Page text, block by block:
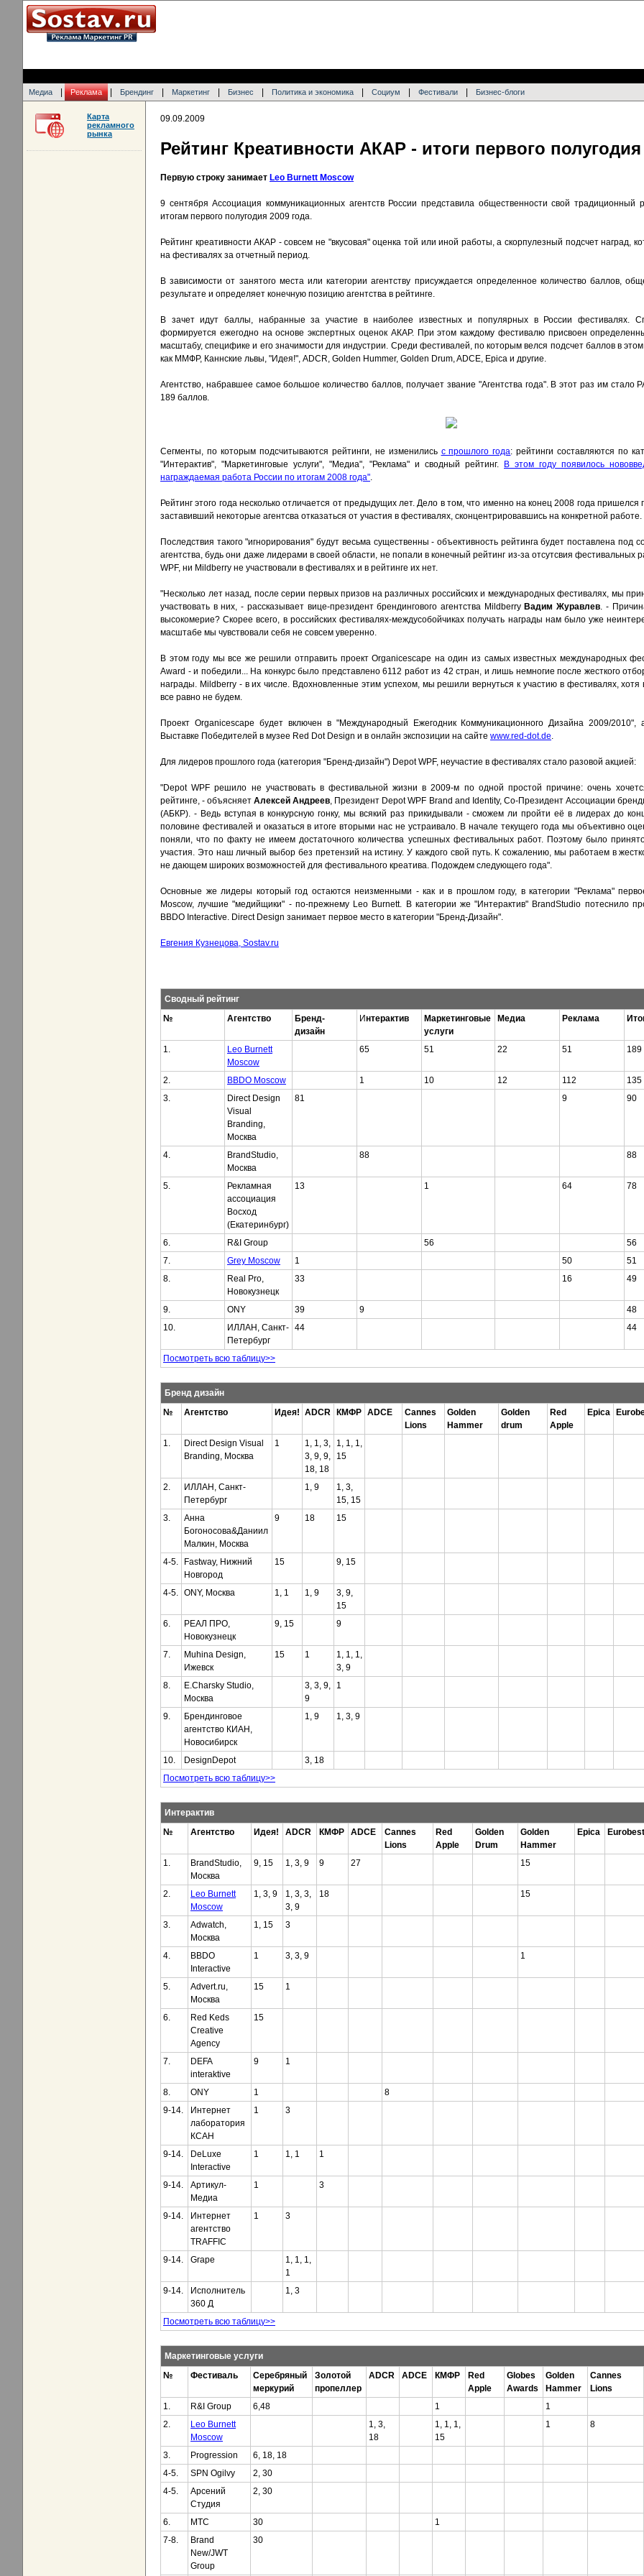
Медиа Реклама Брендинг Маркетинг Бизнес Политика и экономика Социум Фестивали Бизнес-блоги
09.09.2009
Рейтинг Креативности АКАР - итоги первого полугодия
Первую строку занимает Leo Burnett Moscow
9 сентября Ассоциация коммуникационных агентств России представила общественности свой традиционный
итогам первого полугодия 2009 года.
Рейтинг креативности АКАР - совсем не "вкусовая" оценка той или иной работы, а скорпулезный подсчет наград,
на фестивалях за отчетный период.
В зависимости от занятого места или категории агентству присуждается определенное количество баллов,
результате и определяет конечную позицию агентства в рейтинге.
В зачет идут баллы, набранные за участие в наиболее известных и популярных в России фестивалях.
формируется ежегодно на основе экспертных оценок АКАР. При этом каждому фестивалю присвоен
масштабу, специфике и его значимости для индустрии. Среди фестивалей, по которым велся подсчет баллов в
как ММФР, Каннские львы, "Идея!", ADCR, Golden Hummer, Golden Drum, ADCE, Epica и другие.
Агентство, набравшее самое большое количество баллов, получает звание "Агентства года". В этот раз им стало
189 баллов.
Сегменты, по которым подсчитываются рейтинги, не изменились с прошлого года: рейтинги составляются по
"Интерактив", "Маркетинговые услуги", "Медиа", "Реклама" и сводный рейтинг.
В этом году появилось
награждаемая работа России по итогам 2008 года".
Рейтинг этого года несколько отличается от предыдущих лет. Дело в том, что именно на конец 2008 года пришелся
заставивший некоторые агентсва отказаться от участия в фестивалях, сконцентрировавшись на конкретной работе.
Последствия такого "игнорирования" будут весьма существенны - объективность рейтинга будет поставлена под
агентства, будь они даже лидерами в своей области, не попали в конечный рейтинг из-за отсутсвия фестивальных
WPF, ни Mildberry не участвовали в фестивалях и в рейтинге их нет.
"Несколько лет назад, после серии первых призов на различных российских и международных фестивалях, мы
участвовать в них, - рассказывает вице-президент брендингового агентства Mildberry Вадим Журавлев. -
высокомерие? Скорее всего, в российских фестивалях-междусобойчиках получать награды нам было уже
масштабе мы чувствовали себя не совсем уверенно.
В этом году мы все же решили отправить проект Organicescape на один из самых известных международных
Award - и победили... На конкурс было представлено 6112 работ из 42 стран, и лишь немногие после жесткого
награды. Mildberry - в их числе. Вдохновленные этим успехом, мы решили вернуться к участию в фестивалях, хотя
все равно не будем.
Проект Organicescape будет включен в "Международный Ежегодник Коммуникационного Дизайна 2009/2010",
Выставке Победителей в музее Red Dot Design и в онлайн экспозиции на сайте www.red-dot.de.
Для лидеров прошлого года (категория "Бренд-дизайн") Depot WPF, неучастие в фестивалях стало разовой акцией:
"Depot WPF решило не участвовать в фестивальной жизни в 2009-м по одной простой причине: очень
рейтинге, - объясняетАлексей Андреев, Президент Depot WPF Brand and Identity, Со-Президент Ассоциации
(АБКР). - Ведь вступая в конкурсную гонку, мы всякий раз прикидывали - сможем ли пройти её в лидерах до
половине фестивалей и оказаться в итоге вторыми нас не устраивало. В начале текущего года мы объективно
поняли, что по факту не имеем достаточного количества успешных фестивальных работ. Поэтому было
участия. Это наш личный выбор без претензий на истину. У каждого свой путь. К сожалению, мы работаем в
не дающем широких возможностей для фестивального креатива. Подождем следующего года".
Основные же лидеры который год остаются неизменными - как и в прошлом году, в категории "Реклама"
Moscow, лучшие "медийщики" - по-прежнему Leo Burnett. В категории же "Интерактив" BrandStudio потеснило
BBDO Interactive. Direct Design занимает первое место в категории "Бренд-Дизайн".
Евгения Кузнецова, Sostav.ru
Сводный рейтинг
№
Агентство
Бренд-
дизайн
Интерактив
Маркетинговые
услуги
Медиа Реклама
1.
Leo Burnett
Moscow
65 51 22 51 189
2. BBDO Moscow 1 10 12 112
135
3.
Direct Design
Visual
Branding,
Москва
81 9 90
4.
BrandStudio,
Москва
88 88
5.
Рекламная
ассоциация
Восход
(Екатеринбург)
13 1 64 78
6. R&I Group 56
56
7.
Grey Moscow 1 50
51
8.
Real Pro,
Новокузнецк
33 16 49
9. ONY 39 9
48
10.
ИЛЛАН, Санкт-
Петербург
44 44
Посмотреть всю таблицу>>
Бренд дизайн
№
Агентство Идея! ADCR КМФР ADCE
Cannes
Lions
Golden
Hammer
Golden
drum
Red
Apple
Epica
1.
Direct Design Visual
Branding, Москва
1
1, 1, 3,
3, 9, 9,
18, 18
1, 1, 1,
15
2.
ИЛЛАН, Санкт-
Петербург
1, 9
1, 3,
15, 15
3.
Анна
Богоносова&Даниил
Малкин, Москва
9 18 15
4-5.
Fastway, Нижний
Новгород
15 9, 15
4-5. ONY, Москва 1, 1 1, 9
3, 9,
15
6.
РЕАЛ ПРО,
Новокузнецк
9, 15 9
7.
Мuhina Design,
Ижевск
15 1
1, 1, 1,
3, 9
8.
E.Charsky Studio,
Москва
3, 3, 9,
9
1
9.
Брендинговое
агентство КИАН,
Новосибирск
1, 9 1, 3, 9
10. DesignDepot
3, 18
Посмотреть всю таблицу>>
Интерактив
№
Агентство Идея! ADCR КМФР ADCE
Cannes
Lions
Red
Apple
Golden
Drum
Golden
Hammer
Epica Eurobest
1.
BrandStudio,
Москва
9, 15 1, 3, 9 9 27 15
2.
Leo Burnett
Moscow
1, 3, 9
1, 3, 3,
3, 9
18 15
3.
Adwatch,
Москва
1, 15 3
4.
BBDO
Interactive
1 3, 3, 9 1
5.
Advert.ru,
Москва
15 1
6.
Red Keds
Creative
Agency
15
7.
DEFA
interaktive
9 1
8. ONY 1
8
9-14.
Интернет
лаборатория
КСАН
1 3
9-14.
DeLuxe
Interactive
1 1, 1 1
9-14.
Артикул-
Медиа
1 3
9-14.
Интернет
агентство
TRAFFIC
1 3
9-14. Grape
1, 1, 1,
1
9-14.
Исполнитель
360 Д
1, 3
Посмотреть всю таблицу>>
Маркетинговые услуги
№
Фестиваль
Серебряный
меркурий
Золотой
пропеллер
ADCR ADCE КМФР
Red
Apple
Globes
Awards
Golden
Hammer
Cannes
Lions
1.
R&I Group 6,48 1
1
2.
Leo Burnett
Moscow
1, 3,
18
1, 1, 1,
15
1 8
3. Progression
6, 18, 18
4-5.
SPN Ogilvy
2, 30
4-5.
Арсений
Студия
2, 30
6. МТС 30
1
7-8.
Brand
New/JWT
Group
30
Карта
рекламного
рынка